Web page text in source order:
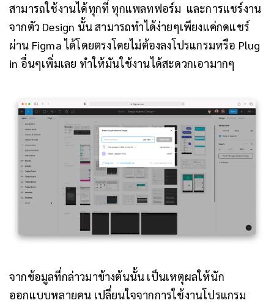
สามารถใช้งานได้ทุกที่ ทุกแพลทฟอร์ม และการแชร์งาน
จากตัว Design นั้น สามารถทำได้ง่ายๆเพียงแค่กดแชร์
ผ่าน Figma ได้โดยตรงโดยไม่ต้องลงโปรแกรมหรือ Plug
in อื่นๆเพิ่มเลย ทำให้มันใช้งานได้สะดวกเอามากๆ
จากข้อมูลที่กล่าวมาข้างต้นนั้น เป็นเหตุผลให้นัก
ออกแบบหลายคน เปลี่ยนใจจากการใช้งานโปรแกรม